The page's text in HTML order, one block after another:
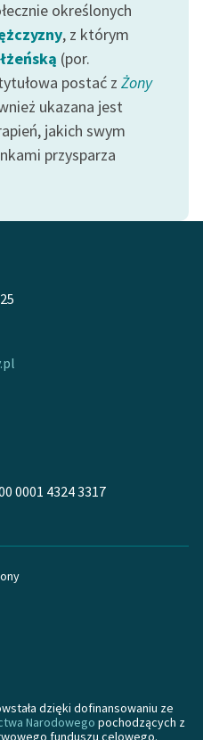
określonych
, z którym
(por.
postać z Żony
ukazana jest
jakich swym
przysparza
0001 4324 3317
dzięki dofinansowaniu ze
Narodowego pochodzących z
funduszu celowego.